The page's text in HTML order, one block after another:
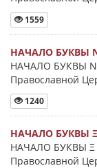
1559
НАЧАЛО БУКВЫ
НАЧАЛО БУКВЫ Ν
Православной
1240
НАЧАЛО БУКВЫ Ξ
НАЧАЛО БУКВЫ Ξ
Православной